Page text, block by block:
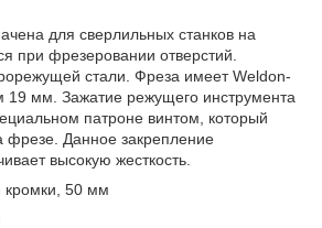
для сверлильных станков на
при фрезеровании отверстий.
стали. Фреза имеет Weldon-
19 мм. Зажатие режущего инструмента
патроне винтом, который
фрезе. Данное закрепление
высокую жесткость.
50 мм